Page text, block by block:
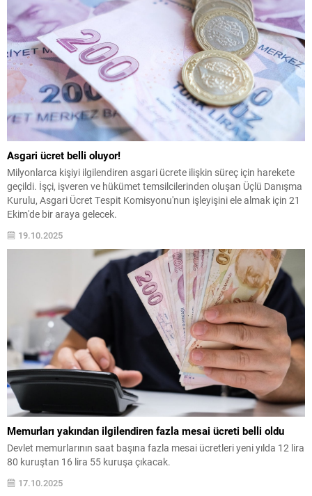
Asgari ücret belli oluyor!
Milyonlarca kişiyi ilgilendiren asgari ücrete ilişkin süreç için harekete
geçildi. İşçi, işveren ve hükümet temsilcilerinden oluşan Üçlü Danışma
Kurulu, Asgari Ücret Tespit Komisyonu'nun işleyişini ele almak için 21
Ekim'de bir araya gelecek.
19.10.2025
Memurları yakından ilgilendiren fazla mesai ücreti belli oldu
Devlet memurlarının saat başına fazla mesai ücretleri yeni yılda 12 lira
80 kuruştan 16 lira 55 kuruşa çıkacak.
17.10.2025